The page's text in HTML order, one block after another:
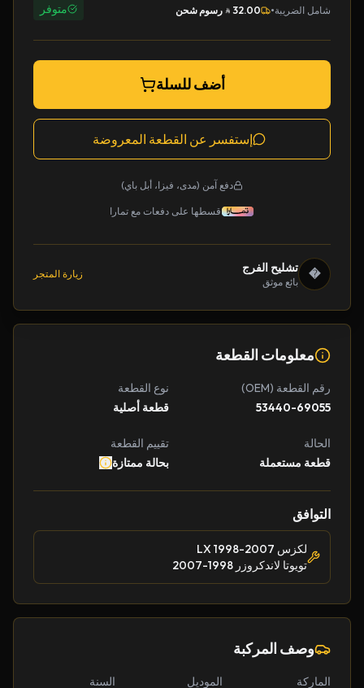
شامل الضريبة•
32.00 رسوم شحن متوفر
أضف للسلة
إستفسر عن القطعة المعروضة
دفع آمن (مدى، فيزا، أبل باي)
قسطها على دفعات مع تمارا
� تشليح الفرج
بائع موثق
زيارة المتجر
معلومات القطعة
رقم القطعة (OEM)
53440-69055
نوع القطعة
قطعة أصلية
الحالة
قطعة مستعملة
تقييم القطعة
بحالة ممتازة
التوافق
لكزس LX 1998-2007
تويوتا لاندكروزر 1998-2007
وصف المركبة
الماركة الموديل السنة